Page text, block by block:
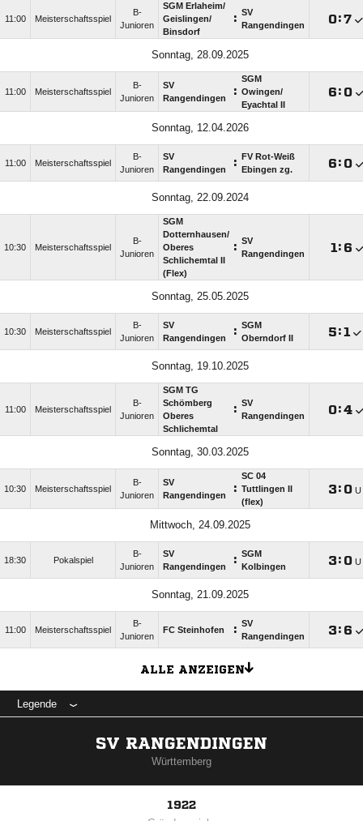
11:00 Meisterschaftsspiel
B-
Junioren
SGM Erlaheim/​
Geislingen/​
Binsdorf
: SV
Rangendingen
:
Sonntag, 28.09.2025
11:00 Meisterschaftsspiel
B-
Junioren
SV
Rangendingen
:
SGM
Owingen/​
Eyachtal II
: 
Sonntag, 12.04.2026
11:00 Meisterschaftsspiel
B-
Junioren
SV
Rangendingen
:
FV Rot-Weiß
Ebingen zg.
: 
Sonntag, 22.09.2024
10:30 Meisterschaftsspiel
B-
Junioren
SGM
Dotternhausen/​
Oberes
Schlichemtal II
(Flex)
: SV
Rangendingen
: 
Sonntag, 25.05.2025
10:30 Meisterschaftsspiel
B-
Junioren
SV
Rangendingen
: SGM
Oberndorf II
:
Sonntag, 19.10.2025
11:00 Meisterschaftsspiel
B-
Junioren
SGM TG
Schömberg
Oberes
Schlichemtal
: SV
Rangendingen
:
Sonntag, 30.03.2025
10:30 Meisterschaftsspiel
B-
Junioren
SV
Rangendingen
:
SC 04
Tuttlingen II
(flex)
: U
Mittwoch, 24.09.2025
18:30 Pokalspiel
B-
Junioren
SV
Rangendingen
: SGM
Kolbingen
: U
Sonntag, 21.09.2025
11:00 Meisterschaftsspiel
B-
Junioren
FC Steinhofen : SV
Rangendingen
: 
ALLE ANZEIGEN
Legende
SV RANGENDINGEN
Württemberg
1922